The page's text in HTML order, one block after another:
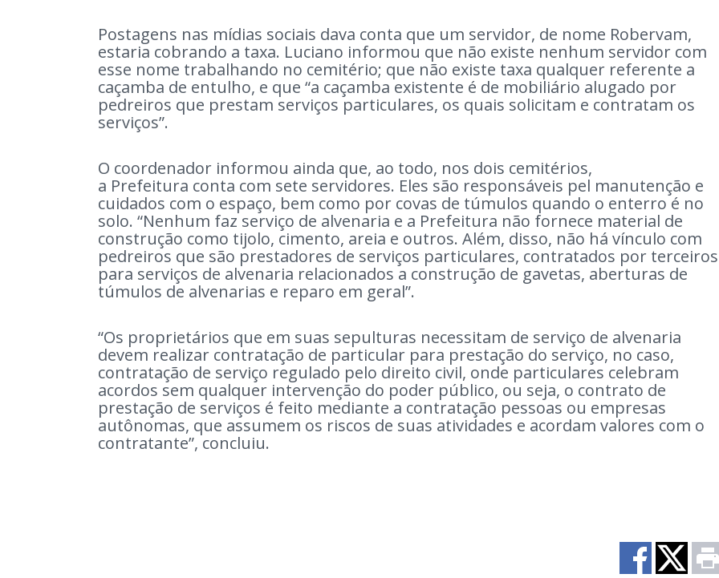
Postagens nas mídias sociais dava conta que um servidor, de nome Robervam,
estaria cobrando a taxa. Luciano informou que não existe nenhum servidor com
esse nome trabalhando no cemitério; que não existe taxa qualquer referente a
caçamba de entulho, e que “a caçamba existente é de mobiliário alugado por
pedreiros que prestam serviços particulares, os quais solicitam e contratam os
serviços”.
O coordenador informou ainda que, ao todo, nos dois cemitérios,
a Prefeitura conta com sete servidores. Eles são responsáveis pel manutenção e
cuidados com o espaço, bem como por covas de túmulos quando o enterro é no
solo. “Nenhum faz serviço de alvenaria e a Prefeitura não fornece material de
construção como tijolo, cimento, areia e outros. Além, disso, não há vínculo com
pedreiros que são prestadores de serviços particulares, contratados por terceiros
para serviços de alvenaria relacionados a construção de gavetas, aberturas de
túmulos de alvenarias e reparo em geral”.
“Os proprietários que em suas sepulturas necessitam de serviço de alvenaria
devem realizar contratação de particular para prestação do serviço, no caso,
contratação de serviço regulado pelo direito civil, onde particulares celebram
acordos sem qualquer intervenção do poder público, ou seja, o contrato de
prestação de serviços é feito mediante a contratação pessoas ou empresas
autônomas, que assumem os riscos de suas atividades e acordam valores com o
contratante”, concluiu.